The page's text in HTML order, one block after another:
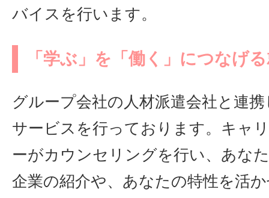
バイスを行います。
「学ぶ」を「働く」につなげ
グループ会社の人材派遣会社と連
サービスを行っております。キャ
ーがカウンセリングを行い、あな
企業の紹介や、あなたの特性を活